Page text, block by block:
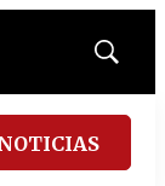
Mostrar